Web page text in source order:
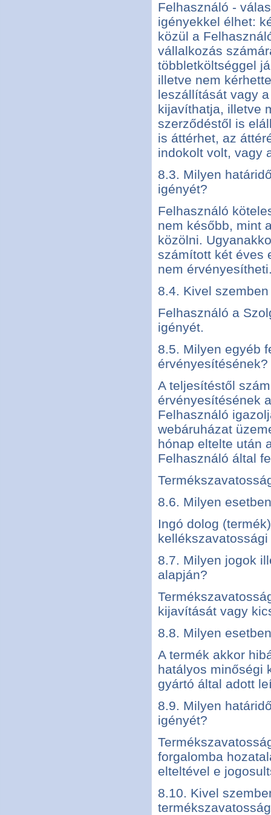
Felhasználó -
igényekkel élhet:
közül a
vállalkozás
többletköltséggel
illetve nem
leszállítását vagy
kijavíthatja, illetve
szerződéstől is
is áttérhet, az
indokolt volt, vagy
8.3. Milyen
igényét?
Felhasználó
nem később, mint
közölni.
számított két éves
nem
8.4. Kivel
Felhasználó a
igényét.
8.5. Milyen egyéb
érvényesítésének?
A teljesítéstől
érvényesítésének
Felhasználó
webáruházat
hónap eltelte után
Felhasználó által
8.6. Milyen
Ingó dolog
8.7. Milyen jogok
alapján?
kijavítását vagy
8.8. Milyen
A termék akkor
hatályos minőségi
gyártó által adott
8.9. Milyen
igényét?
forgalomba
elteltével e
8.10. Kivel